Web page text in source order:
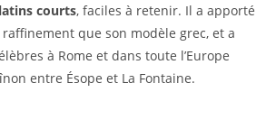
courts, faciles à retenir. Il a apporté
que son modèle grec, et a
à Rome et dans toute l’Europe
entre Ésope et La Fontaine.